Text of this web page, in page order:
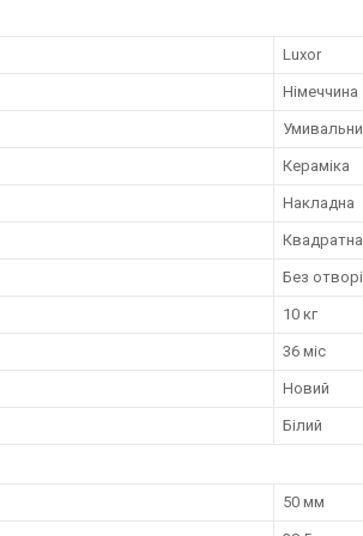
Luxor
Німеччина
Кераміка
Накладна
Квадратна
Без
10 кг
36 міс
Новий
Білий
50 мм